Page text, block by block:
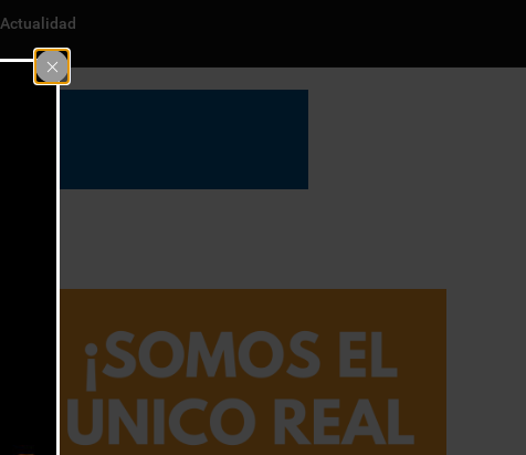
Actualidad